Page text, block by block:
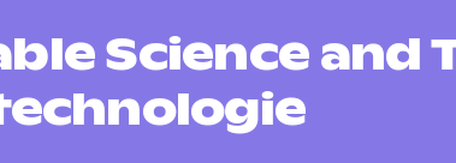
Science and